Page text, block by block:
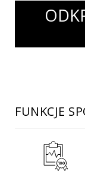
FUNKCJE